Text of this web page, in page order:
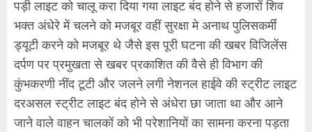
पड़ी लाइट को चालू करा दिया गया लाइट बंद होने से हजारों शिव
भक्त अंधेरे में चलने को मजबूर वहीं सुरक्षा मे अनाथ पुलिसकर्मी
ड्यूटी करने को मजबूर थे जैसे इस पूरी घटना की खबर विजिलेंस
दर्पण पर प्रमुखता से खबर प्रकाशित की वैसे ही विभाग की
कुंभकरणी नींद टूटी और जलने लगी नेशनल हाईवे की स्ट्रीट लाइट
दरअसल स्ट्रीट लाइट बंद होने से अंधेरा छा जाता था और आने
जाने वाले वाहन चालकों को भी परेशानियों का सामना करना पड़ता